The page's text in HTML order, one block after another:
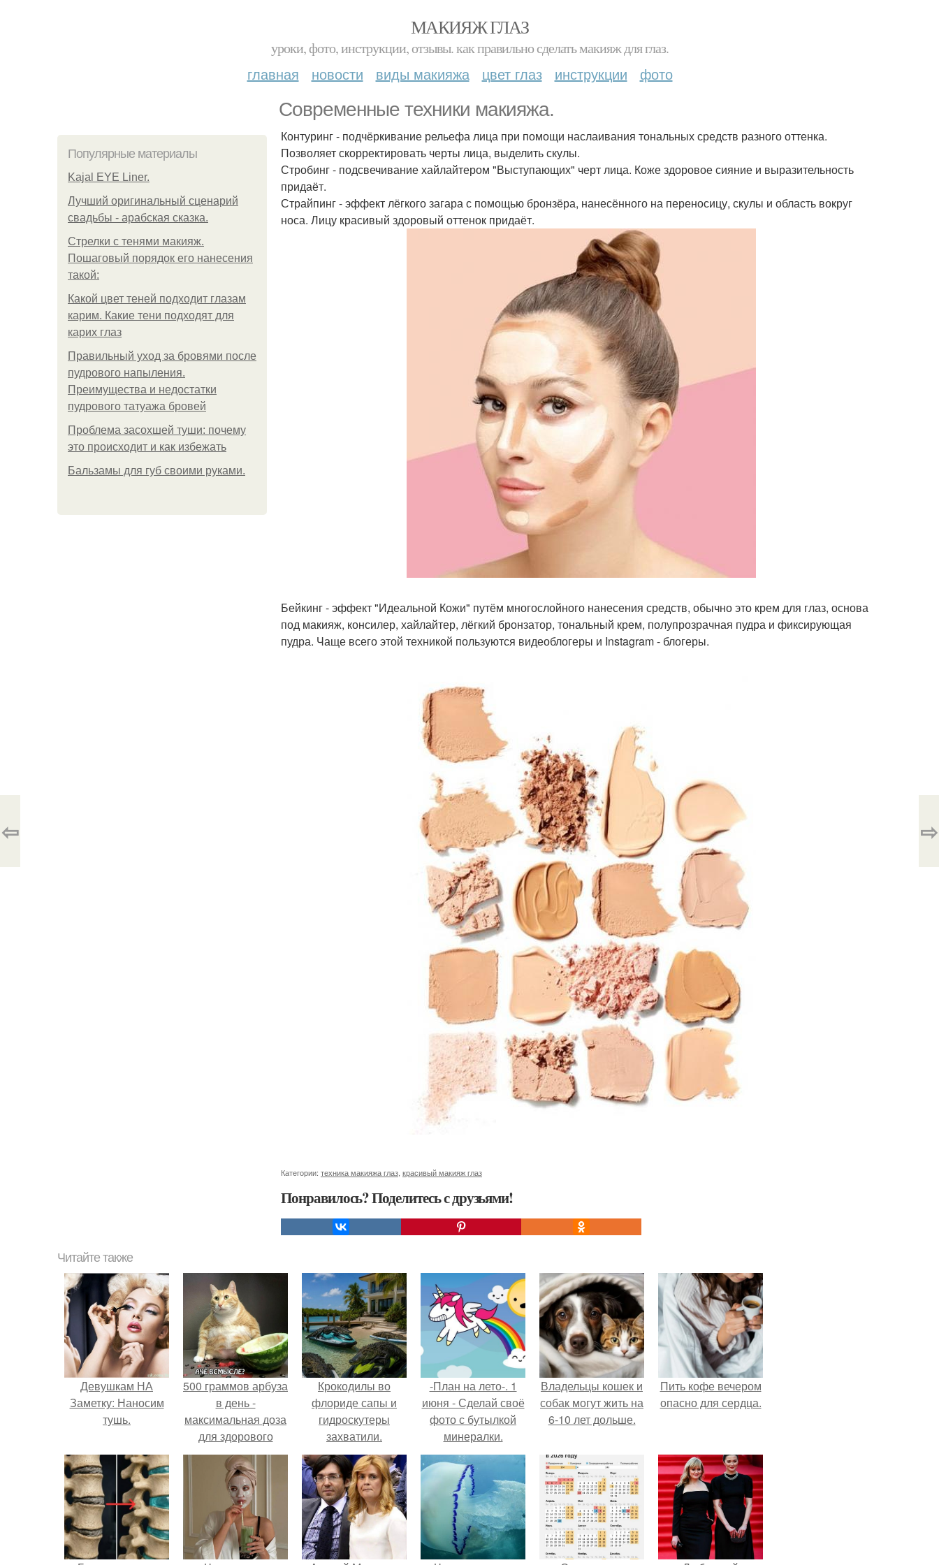
МАКИЯЖ ГЛАЗ
уроки, фото, инструкции, отзывы. как правильно сделать макияж для глаз.
главная новости виды макияжа цвет глаз инструкции фото
Современные техники макияжа.
Популярные материалы
Kajal EYE Liner.
Лучший оригинальный сценарий
свадьбы - арабская сказка.
Стрелки с тенями макияж.
Пошаговый порядок его нанесения
такой:
Какой цвет теней подходит глазам
карим. Какие тени подходят для
карих глаз
Правильный уход за бровями после
пудрового напыления.
Преимущества и недостатки
пудрового татуажа бровей
Проблема засохшей туши: почему
это происходит и как избежать
Бальзамы для губ своими руками.
Контуринг - подчёркивание рельефа лица при помощи наслаивания тональных средств разного оттенка.
Позволяет скорректировать черты лица, выделить скулы.
Стробинг - подсвечивание хайлайтером "Выступающих" черт лица. Коже здоровое сияние и выразительность
придаёт.
Страйпинг - эффект лёгкого загара с помощью бронзёра, нанесённого на переносицу, скулы и область вокруг
носа. Лицу красивый здоровый оттенок придаёт.
Бейкинг - эффект "Идеальной Кожи" путём многослойного нанесения средств, обычно это крем для глаз, основа
под макияж, консилер, хайлайтер, лёгкий бронзатор, тональный крем, полупрозрачная пудра и фиксирующая
пудра. Чаще всего этой техникой пользуются видеоблогеры и Instagram - блогеры.
Категории: техника макияжа глаз красивый макияж глаз
Понравилось? Поделитесь с друзьями!
⇦ ⇨
Читайте также
Девушкам НА
Заметку: Наносим
тушь.
500 граммов арбуза
в день -
максимальная доза
для здорового
взрослого,
предупредили
врачи.
Крокодилы во
флориде сапы и
гидроскутеры
захватили.
-План на лето-. 1
июня - Сделай своё
фото с бутылкой
минералки.
Владельцы кошек и
собак могут жить на
6-10 лет дольше.
Пить кофе вечером
опасно для сердца.